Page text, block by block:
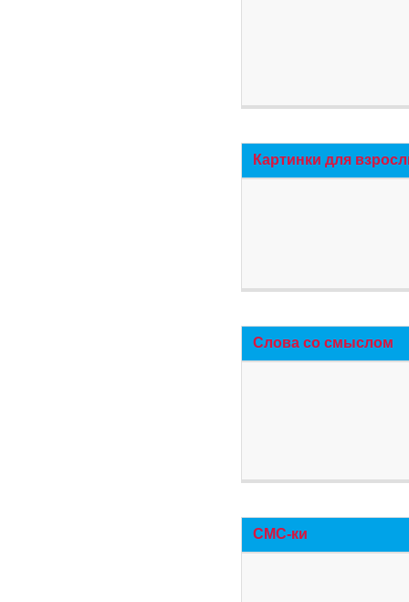
Картинки для
Слова со смыслом
СМС-ки